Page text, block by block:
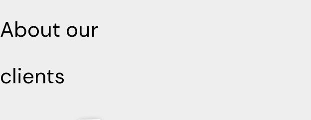
About our
clients